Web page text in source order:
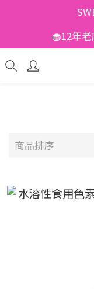
🧁12年
商品排序